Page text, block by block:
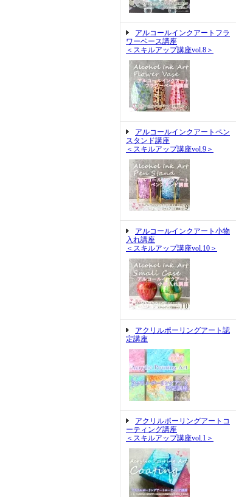
アルコールインクアートフラ
ワーベース講座
＜スキルアップ講座vol.8＞
アルコールインクアートペン
スタンド講座
＜スキルアップ講座vol.9＞
アルコールインクアート小物
入れ講座
＜スキルアップ講座vol.10＞
アクリルポーリングアート認
定講座
アクリルポーリングアートコ
ーティング講座
＜スキルアップ講座vol.1＞